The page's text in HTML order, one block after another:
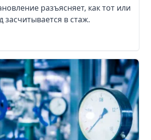
разъясняет, как тот или
засчитывается в стаж.